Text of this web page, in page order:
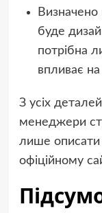
Визначено
буде
потрібна
впливає на
З усіх
менеджери
лише описати
офіційному